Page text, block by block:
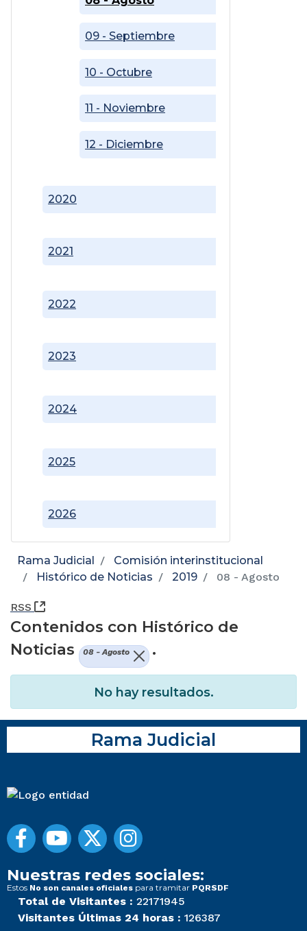
09 - Septiembre
10 - Octubre
11 - Noviembre
12 - Diciembre
2020
2021
2022
2023
2024
2025
2026
Rama Judicial
Comisión interinstitucional
Histórico de Noticias
2019 08 - Agosto
RSS (Abre una nueva ventana)
Contenidos con Histórico de
Noticias
08 - Agosto .
No hay resultados.
Rama Judicial
Nuestras redes sociales:
Estos No son canales oficiales para tramitar PQRSDF
Total de Visitantes : 22171945
Visitantes Últimas 24 horas : 126387